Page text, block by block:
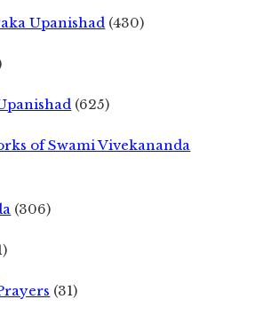
Upanishad (430)
(625)
of Swami Vivekananda
(306)
(31)